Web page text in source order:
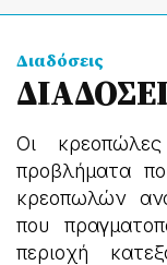
Διαδόσεις
Οι
προβλήματα
κρεοπωλών
που
περιοχή